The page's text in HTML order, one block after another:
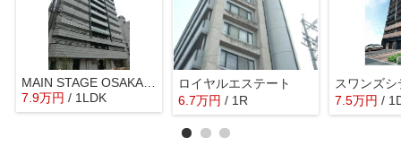
MAIN STAGE OSAKA-North Mark-
7.9万円 / 1LDK
ロイヤルエステート
6.7万円 / 1R 7.5万円 /